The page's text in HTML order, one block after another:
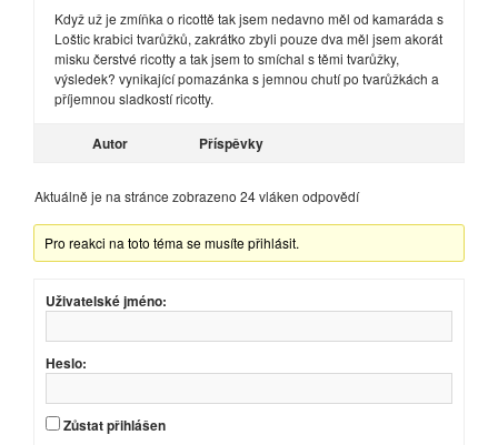
Když už je zmíňka o ricottě tak jsem nedavno měl od kamaráda s
Loštic krabici tvarůžků, zakrátko zbyli pouze dva měl jsem akorát
misku čerstvé ricotty a tak jsem to smíchal s těmi tvarůžky,
výsledek? vynikající pomazánka s jemnou chutí po tvarůžkách a
příjemnou sladkostí ricotty.
Autor Příspěvky
Aktuálně je na stránce zobrazeno 24 vláken odpovědí
Pro reakci na toto téma se musíte přihlásit.
Uživatelské jméno:
Heslo:
Zůstat přihlášen